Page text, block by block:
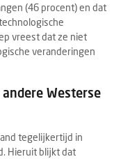
(46 procent) en dat
vreest dat ze niet
veranderingen
Westerse
tegelijkertijd in
Hieruit blijkt dat